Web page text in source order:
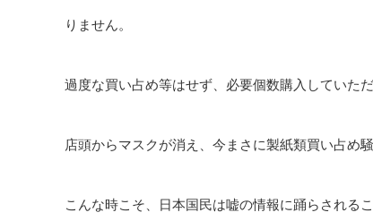
りません。
過度な買い占め等はせず、必要個数購入していただ
店頭からマスクが消え、今まさに製紙類買い占め
こんな時こそ、日本国民は嘘の情報に踊らされる